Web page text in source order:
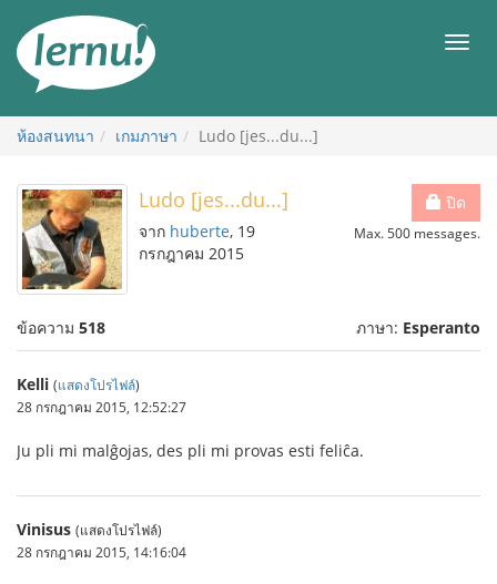
สารบัญ
เมนู
ห้องสนทนา เกมภาษา Ludo [jes...du...]
ปิด
Max. 500 messages.
Ludo [jes...du...]
จาก huberte, 19
กรกฎาคม 2015
ข้อความ 518 ภาษา: Esperanto
Kelli (แสดงโปรไฟล์)
28 กรกฎาคม 2015, 12:52:27
Ju pli mi malĝojas, des pli mi provas esti feliĉa.
Vinisus (แสดงโปรไฟล์)
28 กรกฎาคม 2015, 14:16:04